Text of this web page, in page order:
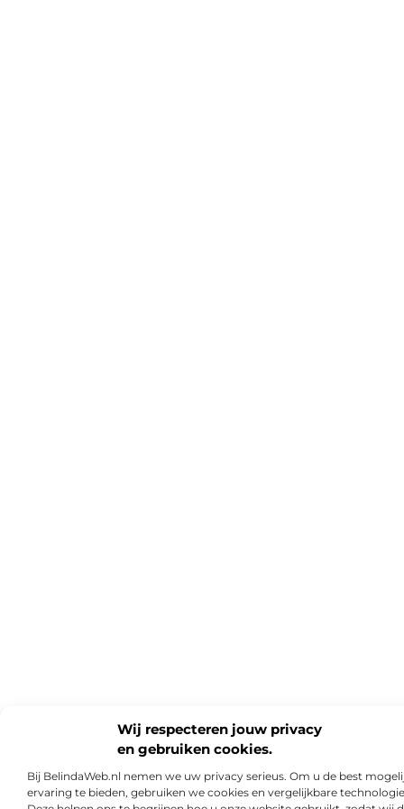
Wij respecteren jouw privacy
en gebruiken cookies.
Bij BelindaWeb.nl nemen we uw privacy serieus. Om u de best
ervaring te bieden, gebruiken we cookies en vergelijkbare